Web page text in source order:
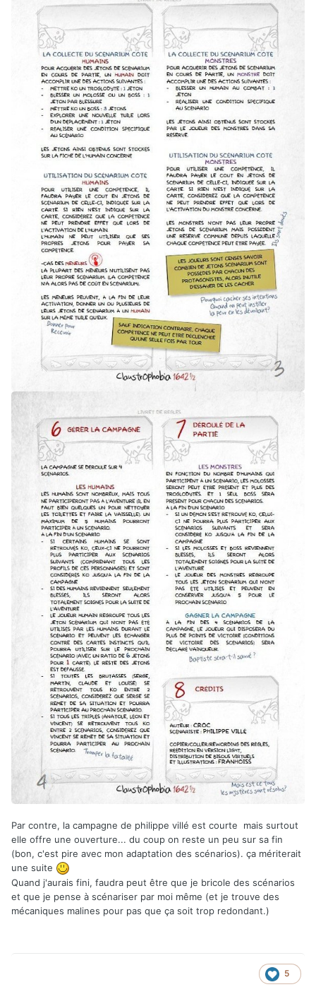
Par contre, la campagne de philippe villé est courte mais surtout
elle offre une ouverture... du coup on reste un peu sur sa fin
(bon, c'est pire avec mon adaptation des scénarios). ça mériterait
une suite
Quand j'aurais fini, faudra peut être que je bricole des scénarios
et que je pense à scénariser par moi même (et je trouve des
mécaniques malines pour pas que ça soit trop redondant.)
5